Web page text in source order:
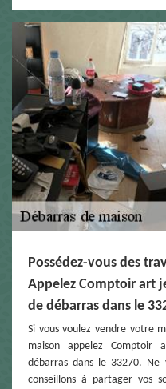
Possédez-vous des
Appelez Comptoir art
de débarras dans le
Si vous voulez vendre votre
maison appelez Comptoir
débarras dans le 33270. Ne
conseillons à partager vos